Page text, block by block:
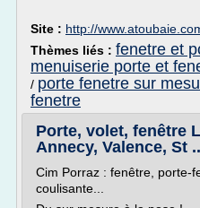
Site : http://
Thèmes liés : fenetre et
menuiserie porte et
/ porte fenetre sur
fenetre
Porte, volet, fenêtre
Annecy, Valence, St
Cim Porraz : fenêtre, porte-
coulisante...